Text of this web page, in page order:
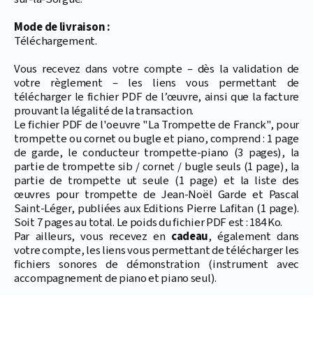
Mode de livraison :
Téléchargement.
Vous recevez dans votre compte – dès la validation de
votre règlement – les liens vous permettant de
télécharger le fichier PDF de l’œuvre, ainsi que la facture
prouvant la légalité de la transaction.
Le fichier PDF de l'oeuvre "La Trompette de Franck", pour
trompette ou cornet ou bugle et piano, comprend : 1 page
de garde, le conducteur trompette-piano (3 pages), la
partie de trompette sib / cornet / bugle seuls (1 page), la
partie de trompette ut seule (1 page) et la liste des
œuvres pour trompette de Jean-Noël Garde et Pascal
Saint-Léger, publiées aux Editions Pierre Lafitan (1 page).
Soit 7 pages au total. Le poids du fichier PDF est : 184 Ko.
Par ailleurs, vous recevez en cadeau, également dans
votre compte, les liens vous permettant de télécharger les
fichiers sonores de démonstration (instrument avec
accompagnement de piano et piano seul).